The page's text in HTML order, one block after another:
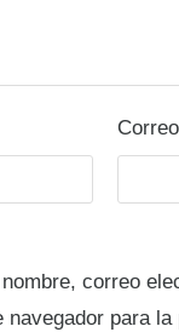
correo
navegador para